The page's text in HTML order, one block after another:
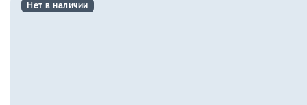
Нет в наличии